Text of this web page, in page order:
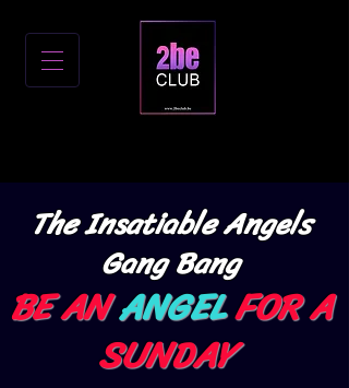
The Insatiable Angels
Gang Bang
BE ANANGELFOR A
SUNDAY